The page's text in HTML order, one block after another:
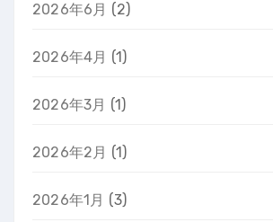
2026年6月 (2)
2026年4月 (1)
2026年3月 (1)
2026年2月 (1)
2026年1月 (3)